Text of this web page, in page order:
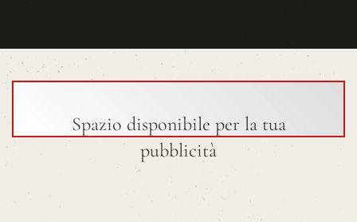
Spazio disponibile per la tua
pubblicità